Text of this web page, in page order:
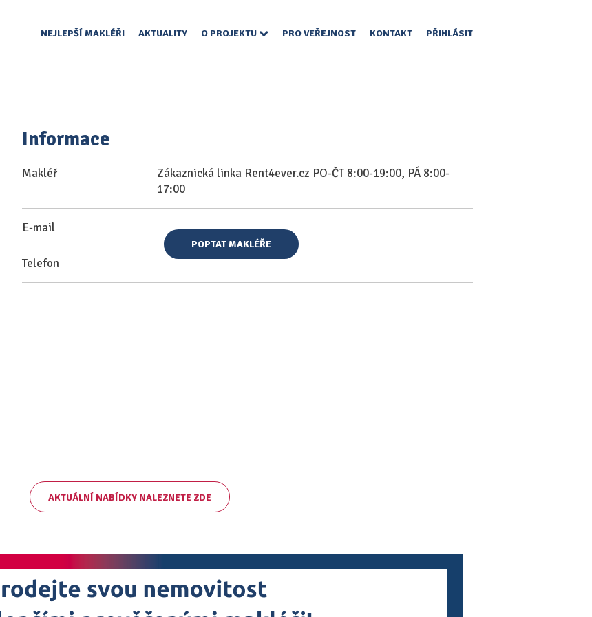
NEJLEPŠÍ MAKLÉŘI AKTUALITY O PROJEKTU PRO VEŘEJNOST KONTAKT PŘIHLÁSIT
Informace
Makléř
Zákaznická linka Rent4ever.cz PO-ČT 8:00-19:00, PÁ 8:00-
17:00
E-mail
Telefon
POPTAT MAKLÉŘE
AKTUÁLNÍ NABÍDKY NALEZNETE ZDE